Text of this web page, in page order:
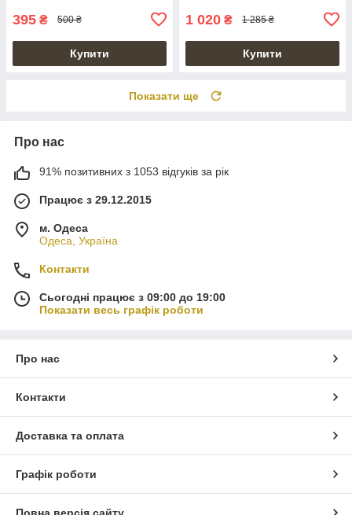
395 ₴ 500 ₴
Купити
1 020 ₴ 1 285 ₴
Купити
Показати ще
Про нас
91% позитивних з 1053 відгуків за рік
Працює з 29.12.2015
м. Одеса
Одеса, Україна
Контакти
Сьогодні працює з 09:00 до 19:00
Показати весь графік роботи
Про нас
Контакти
Доставка та оплата
Графік роботи